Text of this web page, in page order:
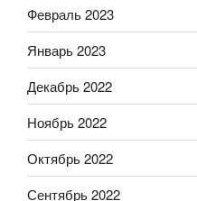
Февраль 2023
Январь 2023
Декабрь 2022
Ноябрь 2022
Октябрь 2022
Сентябрь 2022